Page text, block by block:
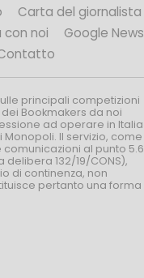
Carta del giornalista
con noi
Google News
principali competizioni
Bookmakers da noi
ad operare in Italia
Il servizio, come
al punto 5.6
132/19/CONS),
di continenza, non
pertanto una forma